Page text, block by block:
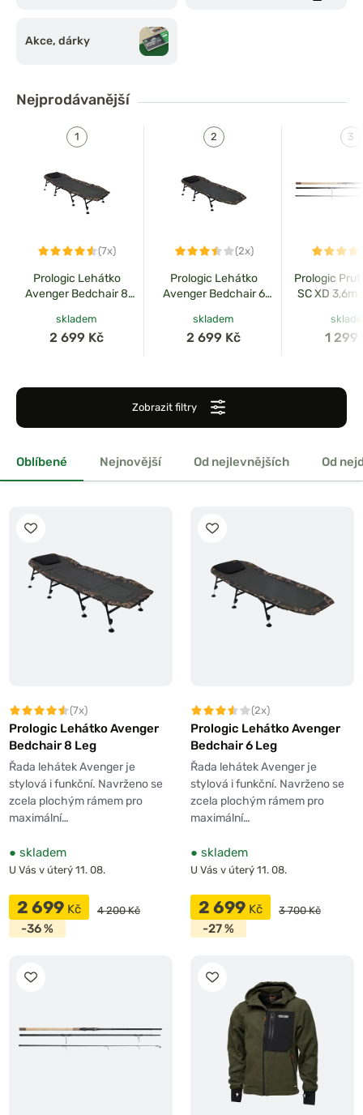
Akce, dárky
Nejprodávanější
(7x)
Prologic Lehátko
Avenger Bedchair 8
skladem
2 699 Kč
(2x)
Prologic Lehátko
Avenger Bedchair 6
skladem
2 699 Kč
Prologic
SC XD 3,6m
1 299
Zobrazit filtry
Oblíbené Nejnovější Od nejlevnějších Od
(7x)
Prologic Lehátko Avenger
Bedchair 8 Leg
Řada lehátek Avenger je
stylová i funkční. Navrženo se
zcela plochým rámem pro
maximální…
● skladem
U Vás v úterý 11. 08.
2 699 Kč 4 200 Kč
-36 %
(2x)
Prologic Lehátko Avenger
Bedchair 6 Leg
Řada lehátek Avenger je
stylová i funkční. Navrženo se
zcela plochým rámem pro
maximální…
● skladem
U Vás v úterý 11. 08.
2 699 Kč 3 700 Kč
-27 %